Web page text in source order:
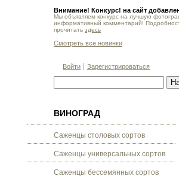
Внимание! Конкурс! на сайт
Мы объявляем конкурс на лучшую
информативный комментарий!
прочитать здесь
Смотреть все новинки
Войти Зарегистрироваться
ВИНОГРАД
Саженцы столовых сортов
Саженцы универсальных сортов
Саженцы бессемянных сортов